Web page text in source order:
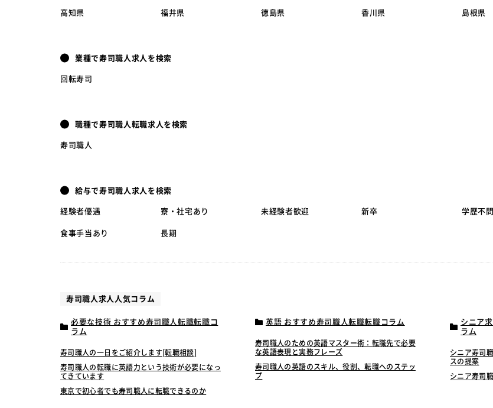
高知県 福井県 徳島県 香川県 島根県
業種で寿司職人求人を検索
回転寿司
職種で寿司職人転職求人を検索
寿司職人
給与で寿司職人求人を検索
経験者優遇 寮・社宅あり 未経験者歓迎 新卒 学歴不問
食事手当あり 長期
寿司職人求人人気コラム
必要な技術 おすすめ寿司職人転職転職コ
ラム
寿司職人の一日をご紹介します[転職相談]
寿司職人の転職に英語力という技術が必要になっ
てきています
東京で初心者でも寿司職人に転職できるのか
英語 おすすめ寿司職人転職転職コラム
寿司職人のための英語マスター術：転職先で必要
な英語表現と実務フレーズ
寿司職人の英語のスキル、役割、転職へのステッ
プ
シニア
ラム
シニア寿司
スの提案
シニア寿司